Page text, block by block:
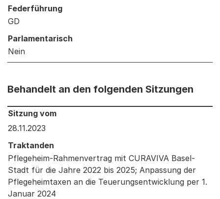
Federführung
GD
Parlamentarisch
Nein
Behandelt an den folgenden Sitzungen
Behandelt an den folgenden Sitzungen: Informationen
Sitzung vom
28.11.2023
Traktanden
Pflegeheim-Rahmenvertrag mit CURAVIVA Basel-
Stadt für die Jahre 2022 bis 2025; Anpassung der
Pflegeheimtaxen an die Teuerungsentwicklung per 1.
Januar 2024